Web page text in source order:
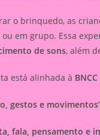
o brinquedo, as
em grupo. Essa
de sons, além
está alinhada à
gestos e
fala, pensamento e